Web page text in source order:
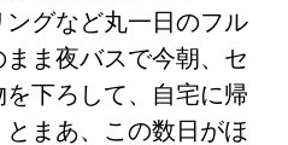
グなど丸一日のフル
ま夜バスで今朝、セ
下ろして、自宅に帰
まあ、この数日がほ